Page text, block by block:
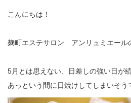
こんにちは！
麹町エステサロン アンリュミエール
5月とは思えない、日差しの強い日が
あっという間に日焼けしてしまいそう